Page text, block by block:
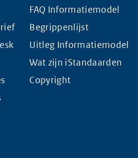
FAQ Informatiemodel
Begrippenlijst
Uitleg Informatiemodel
Wat zijn iStandaarden
Copyright